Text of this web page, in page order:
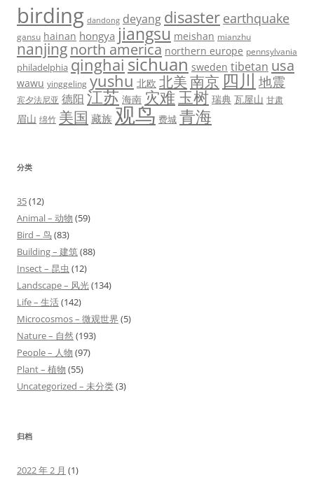
birding dandong deyang disaster earthquake
gansu hainan hongya jiangsu meishan mianzhu
nanjingnorth america northern europe pennsylvania
philadelphia qinghai sichuan sweden tibetan usa
wawu yinggeling yushu 北欧 北美南京 四川 地震
宾夕法尼亚 德阳 江苏 海南 灾难 玉树 瑞典 瓦屋山 甘肃
眉山 绵竹 美国 藏族 观鸟 费城 青海
分类
35(12)
Animal – 动物 (59)
Bird – 鸟(83)
Building – 建筑(88)
Insect – 昆虫 (12)
Landscape – 风光(134)
Life – 生活(142)
Microcosmos – 微观世界 (5)
Nature – 自然 (193)
People – 人物 (97)
Plant – 植物 (55)
Uncategorized – 未分类(3)
归档
2022 年 2 月 (1)